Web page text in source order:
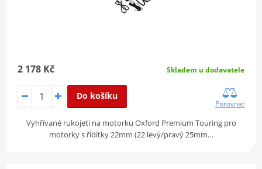
2 178 Kč Skladem u dodavatele
Do košíku
Porovnat
Vyhřívané rukojeti na motorku Oxford Premium Touring pro
motorky s řídítky 22mm (22 levý/pravý 25mm…